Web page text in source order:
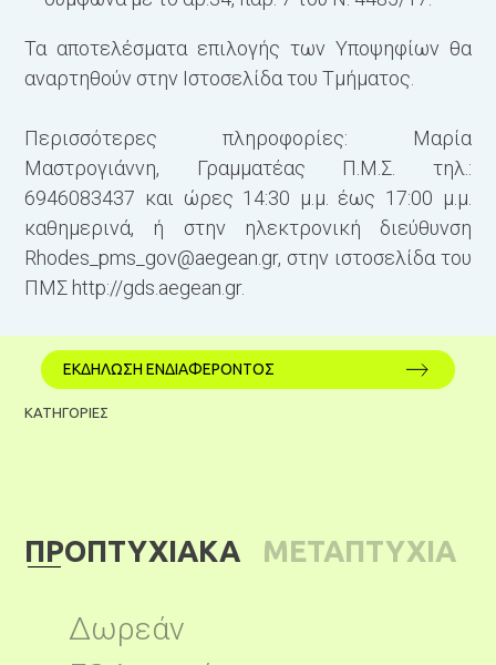
Τα αποτελέσματα επιλογής των Υποψηφίων θα
αναρτηθούν στην Ιστοσελίδα του Τμήματος.
Περισσότερες πληροφορίες: Μαρία
Μαστρογιάννη, Γραμματέας Π.Μ.Σ. τηλ.:
6946083437 και ώρες 14:30 μ.μ. έως 17:00 μ.μ.
καθημερινά, ή στην ηλεκτρονική διεύθυνση
Rhodes_pms_gov@aegean.gr, στην ιστοσελίδα του
ΠΜΣ http://gds.aegean.gr.
ΕΚΔΗΛΩΣΗ ΕΝΔΙΑΦΕΡΟΝΤΟΣ
ΚΑΤΗΓΟΡΙΕΣ
ΠΡΟΠΤΥΧΙΑΚΑ
ΜΕΤΑΠΤΥΧΙΑ
Δωρεάν